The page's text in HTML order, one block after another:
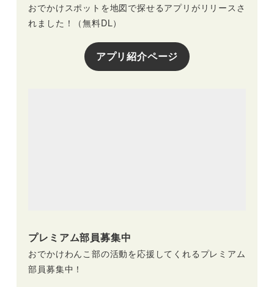
おでかけスポットを地図で探せるアプリがリリースさ
れました！（無料DL）
アプリ紹介ページ
プレミアム部員募集中
おでかけわんこ部の活動を応援してくれるプレミアム
部員募集中！